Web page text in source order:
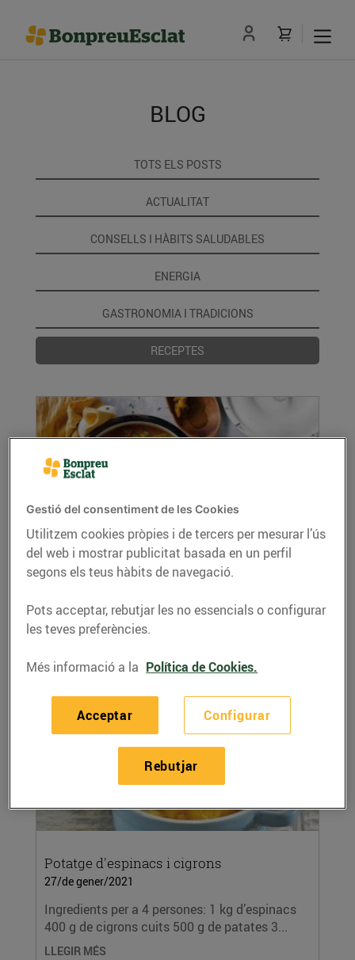
BLOG
TOTS ELS POSTS
ACTUALITAT
CONSELLS I HÀBITS SALUDABLES
ENERGIA
GASTRONOMIA I TRADICIONS
RECEPTES
Sopa de carxofa amb curri
01/de febrer/2021
Ingredients per a 4 persones 4 carxofes 1
patata grossa de bullir 1 tomàquet 2...
Potatge d'espinacs i cigrons
27/de gener/2021
Ingredients per a 4 persones: 1 kg d’espinacs
400 g de cigrons cuits 500 g de patates 3...
LLEGIR MÉS
Gestió del consentiment de les Cookies
Utilitzem cookies pròpies i de tercers per mesurar l’ús
del web i mostrar publicitat basada en un perfil
segons els teus hàbits de navegació.
Pots acceptar, rebutjar les no essencials o configurar
les teves preferències.
Més informació a la Política de Cookies.
Configurar
Rebutjar
Acceptar